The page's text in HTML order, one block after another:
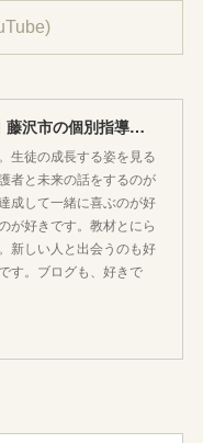
「第二の家」ブログ｜藤沢市の個別指導塾のお話
生徒の成長する姿を見る
者と未来の話をするのが
成して一緒に喜ぶのが好
が好きです。教材とにら
新しい人と出会うのも好
す。ブログも、好きで